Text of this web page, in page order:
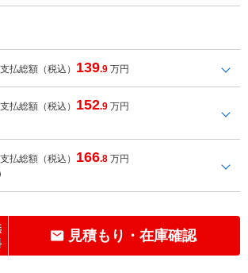
支払総額（税込） 139.9 万円
支払総額（税込） 152.9 万円
支払総額（税込） 166.8 万円
見積もり・在庫確認